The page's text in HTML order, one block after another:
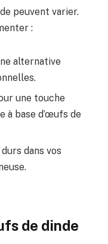
peuvent varier.
:
alternative
une touche
à base d’œufs de
dans vos
de dinde